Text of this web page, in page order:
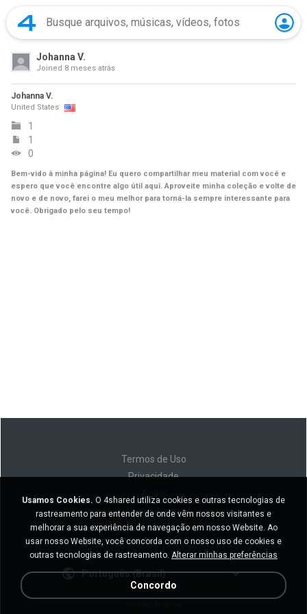
Johanna V.
Joined 8 meses atrás
Johanna V.
United States
1
1
0
Bem-vido à minha página! Eu quero compartilhar meu material com você e
espero que você encontre algo útil aqui. Aproveite minha coleção e volte de
novo e de novo, farei o meu melhor para torná-la sempre interessante para
você. Obrigado pelo seu tempo!
Termos de Uso
Privacidade
Não venda minhas informações pessoais
Não compartilhe minhas informações pessoais
Português (Brasil)
Usamos Cookies. O 4shared utiliza cookies e outras tecnologias de
rastreamento para entender de onde vêm nossos visitantes e
melhorar a sua experiência de navegação em nosso Website. Ao
usar nosso Website, você concorda com o nosso uso de cookies e
outras tecnologias de rastreamento. Alterar minhas preferências
Concordo